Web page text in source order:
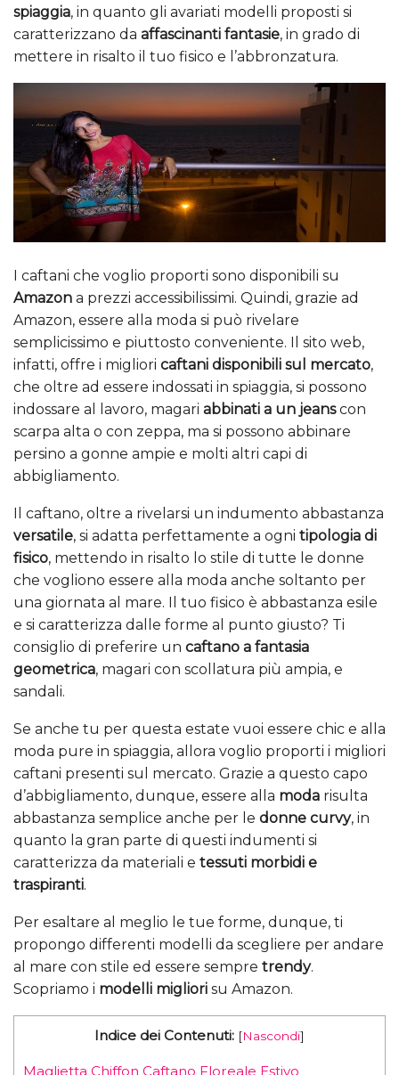
spiaggia, in quanto gli avariati modelli proposti si
caratterizzano da affascinanti fantasie, in grado di
mettere in risalto il tuo fisico e l’abbronzatura.
I caftani che voglio proporti sono disponibili su
Amazon a prezzi accessibilissimi. Quindi, grazie ad
Amazon, essere alla moda si può rivelare
semplicissimo e piuttosto conveniente. Il sito web,
infatti, offre i migliori caftani disponibili sul mercato,
che oltre ad essere indossati in spiaggia, si possono
indossare al lavoro, magari abbinati a un jeanscon
scarpa alta o con zeppa, ma si possono abbinare
persino a gonne ampie e molti altri capi di
abbigliamento.
Il caftano, oltre a rivelarsi un indumento abbastanza
versatile, si adatta perfettamente a ogni tipologia di
fisico, mettendo in risalto lo stile di tutte le donne
che vogliono essere alla moda anche soltanto per
una giornata al mare. Il tuo fisico è abbastanza esile
e si caratterizza dalle forme al punto giusto? Ti
consiglio di preferire un caftano a fantasia
geometrica, magari con scollatura più ampia, e
sandali.
Se anche tu per questa estate vuoi essere chic e alla
moda pure in spiaggia, allora voglio proporti i migliori
caftani presenti sul mercato. Grazie a questo capo
d’abbigliamento, dunque, essere alla moda risulta
abbastanza semplice anche per le donne curvy, in
quanto la gran parte di questi indumenti si
caratterizza da materiali e tessuti morbidi e
traspiranti.
Per esaltare al meglio le tue forme, dunque, ti
propongo differenti modelli da scegliere per andare
al mare con stile ed essere sempre trendy.
Scopriamo i modelli migliori su Amazon.
Indice dei Contenuti: [Nascondi]
Maglietta Chiffon Caftano Floreale Estivo